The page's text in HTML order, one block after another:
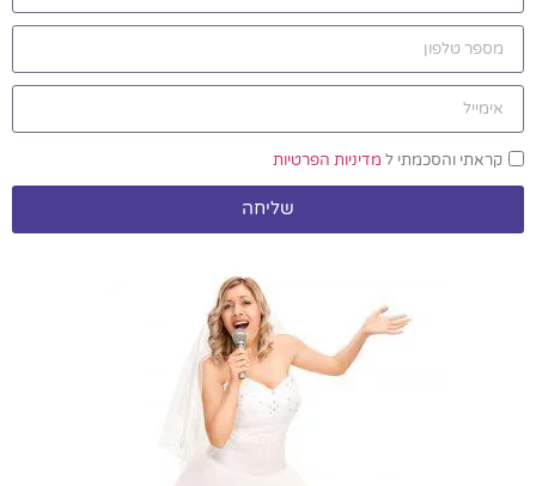
קראתי והסכמתי ל מדיניות הפרטיות
שליחה